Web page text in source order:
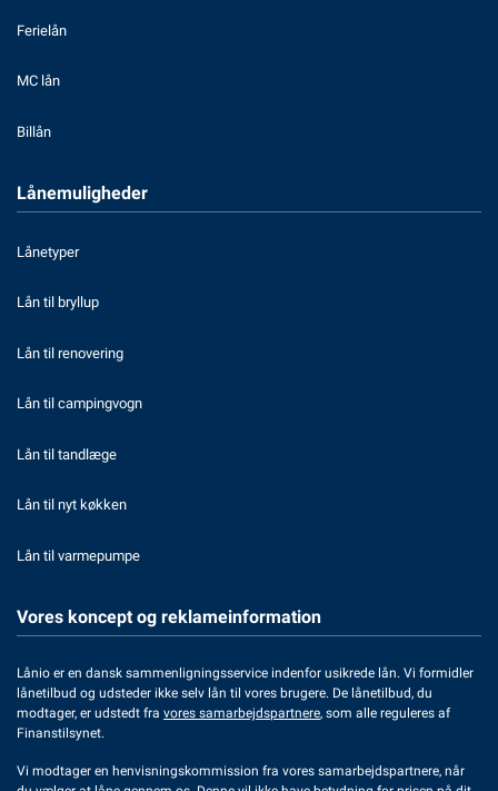
Ferielån
MC lån
Billån
Lånemuligheder
Lånetyper
Lån til bryllup
Lån til renovering
Lån til campingvogn
Lån til tandlæge
Lån til nyt køkken
Lån til varmepumpe
Vores koncept og reklameinformation
Lånio er en dansk sammenligningsservice indenfor usikrede lån. Vi formidler
lånetilbud og udsteder ikke selv lån til vores brugere. De lånetilbud, du
modtager, er udstedt fra vores samarbejdspartnere, som alle reguleres af
Finanstilsynet.
Vi modtager en henvisningskommission fra vores samarbejdspartnere, når